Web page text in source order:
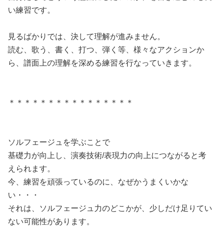
い練習です。
見るばかりでは、決して理解が進みません。
読む、歌う、書く、打つ、弾く等、様々なアクションか
ら、譜面上の理解を深める練習を行なっていきます。
＊＊＊＊＊＊＊＊＊＊＊＊＊＊＊＊
ソルフェージュを学ぶことで
基礎力が向上し、演奏技術/表現力の向上につながると考
えられます。
今、練習を頑張っているのに、なぜかうまくいかな
い・・・
それは、ソルフェージュ力のどこかが、少しだけ足りてい
ない可能性があります。